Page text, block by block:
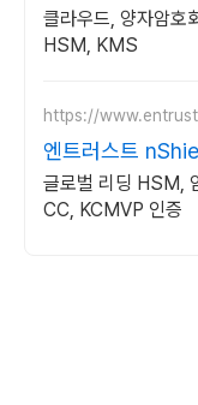
클라우드, 양자암호
HSM, KMS
https://
엔트러스트
증
글로벌 리딩 HSM,
CC, KCMVP 인증